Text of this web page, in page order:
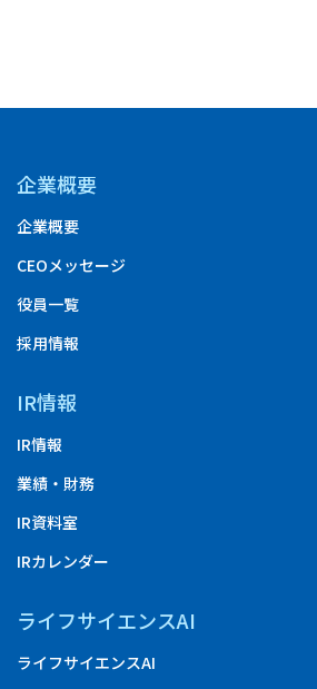
企業概要
企業概要
CEOメッセージ
役員一覧
採用情報
IR情報
IR情報
業績・財務
IR資料室
IRカレンダー
ライフサイエンスAI
ライフサイエンスAI